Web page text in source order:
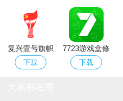
2026最新版
复兴壹号旗帜
平台官方app
下载
7723游戏盒修
改器
下载